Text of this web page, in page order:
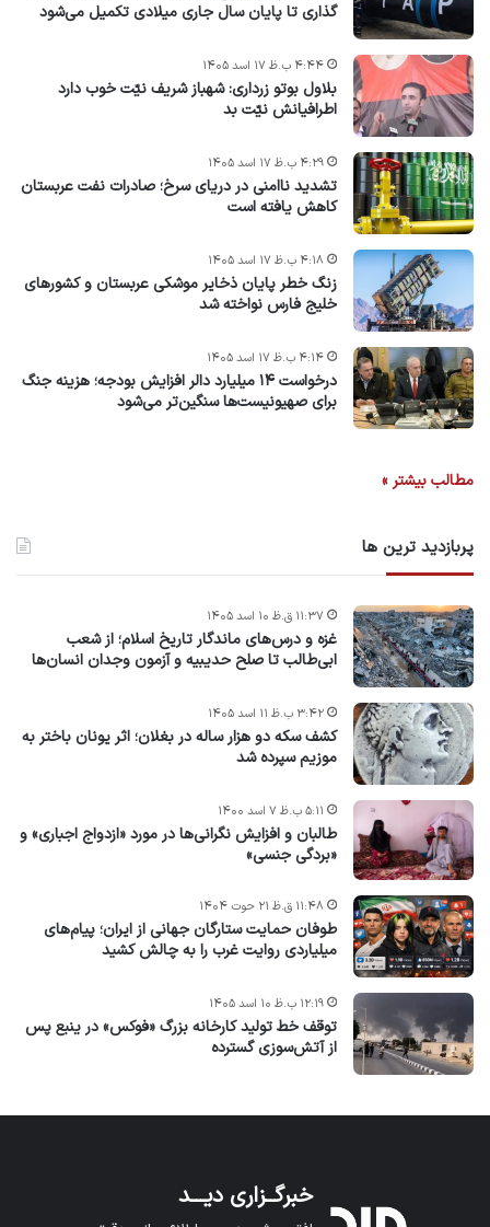
گذاری تا پایان سال جاری میلادی تکمیل می‌شود
بلاول بوتو زرداری: شهباز شریف نیّت خوب دارد
اطرافیانش نیّت بد
۴:۴۴ ب.ظ ۱۷ اسد ۱۴۰۵
تشدید ناامنی در دریای سرخ؛ صادرات نفت عربستان
کاهش یافته است
۴:۲۹ ب.ظ ۱۷ اسد ۱۴۰۵
زنگ خطر پایان ذخایر موشکی عربستان و کشورهای
خلیج فارس نواخته شد
۴:۱۸ ب.ظ ۱۷ اسد ۱۴۰۵
درخواست ۱۴ میلیارد دالر افزایش بودجه؛ هزینه جنگ
برای صهیونیست‌ها سنگین‌تر می‌شود
۴:۱۴ ب.ظ ۱۷ اسد ۱۴۰۵
مطالب بیشتر »
پربازدید ترین ها
غزه و درس‌های ماندگار تاریخ اسلام؛ از شعب
ابی‌طالب تا صلح حدیبیه و آزمون وجدان انسان‌ها
۱۱:۳۷ ق.ظ ۱۰ اسد ۱۴۰۵
کشف سکه دو هزار ساله در بغلان؛ اثر یونان باختر به
موزیم سپرده شد
۳:۴۲ ب.ظ ۱۱ اسد ۱۴۰۵
طالبان و افزایش نگرانی‌ها در مورد «ازدواج اجباری» و
«بردگی جنسی»
۵:۱۱ ب.ظ ۷ اسد ۱۴۰۰
طوفان حمایت ستارگان جهانی از ایران؛ پیام‌های
میلیاردی روایت غرب را به چالش کشید
۱۱:۴۸ ق.ظ ۲۱ حوت ۱۴۰۴
توقف خط تولید کارخانه بزرگ «فوکس» در ینبع پس
از آتش‌سوزی گسترده
۱۲:۱۹ ب.ظ ۱۰ اسد ۱۴۰۵
خبرگــزاری دیـــد